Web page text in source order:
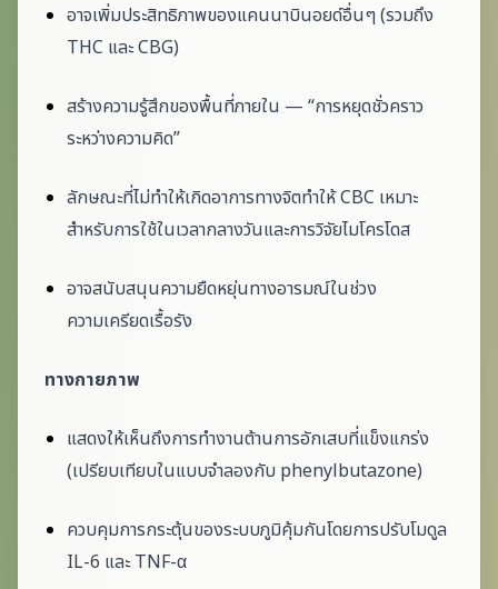
อาจเพิ่มประสิทธิภาพของแคนนาบินอยด์อื่นๆ (รวมถึง
THC และ CBG)
สร้างความรู้สึกของพื้นที่ภายใน — “การหยุดชั่วคราว
ระหว่างความคิด”
ลักษณะที่ไม่ทำให้เกิดอาการทางจิตทำให้ CBC เหมาะ
สำหรับการใช้ในเวลากลางวันและการวิจัยไมโครโดส
อาจสนับสนุนความยืดหยุ่นทางอารมณ์ในช่วง
ความเครียดเรื้อรัง
ทางกายภาพ
แสดงให้เห็นถึงการทำงานต้านการอักเสบที่แข็งแกร่ง
(เปรียบเทียบในแบบจำลองกับ phenylbutazone)
ควบคุมการกระตุ้นของระบบภูมิคุ้มกันโดยการปรับโมดูล
IL-6 และ TNF-α